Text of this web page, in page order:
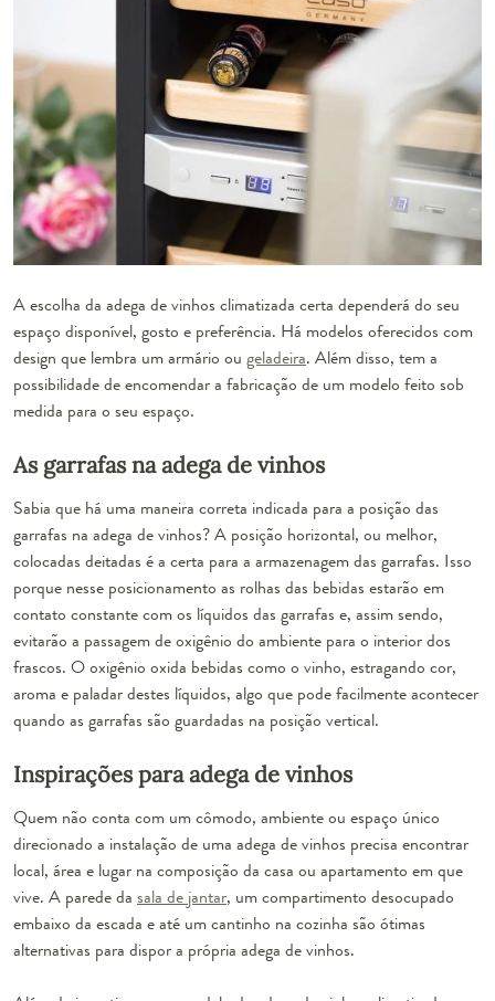
A escolha da adega de vinhos climatizada certa dependerá do seu
espaço disponível, gosto e preferência. Há modelos oferecidos com
design que lembra um armário ou geladeira. Além disso, tem a
possibilidade de encomendar a fabricação de um modelo feito sob
medida para o seu espaço.
As garrafas na adega de vinhos
Sabia que há uma maneira correta indicada para a posição das
garrafas na adega de vinhos? A posição horizontal, ou melhor,
colocadas deitadas é a certa para a armazenagem das garrafas. Isso
porque nesse posicionamento as rolhas das bebidas estarão em
contato constante com os líquidos das garrafas e, assim sendo,
evitarão a passagem de oxigênio do ambiente para o interior dos
frascos. O oxigênio oxida bebidas como o vinho, estragando cor,
aroma e paladar destes líquidos, algo que pode facilmente acontecer
quando as garrafas são guardadas na posição vertical.
Inspirações para adega de vinhos
Quem não conta com um cômodo, ambiente ou espaço único
direcionado a instalação de uma adega de vinhos precisa encontrar
local, área e lugar na composição da casa ou apartamento em que
vive. A parededa sala de jantar, um compartimento desocupado
embaixo da escada e até umcantinho na cozinha são ótimas
alternativas para dispor a própria adega de vinhos.